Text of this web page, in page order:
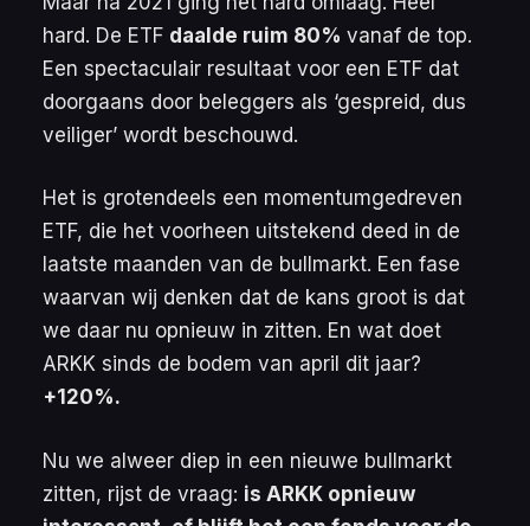
hard. De ETF daalde ruim 80% vanaf de top.
Een spectaculair resultaat voor een ETF dat
doorgaans door beleggers als ‘gespreid, dus
veiliger’ wordt beschouwd.
Het is grotendeels een momentumgedreven
ETF, die het voorheen uitstekend deed in de
laatste maanden van de bullmarkt. Een fase
waarvan wij denken dat de kans groot is dat
we daar nu opnieuw in zitten. En wat doet
ARKK sinds de bodem van april dit jaar?
+120%.
Nu we alweer diep in een nieuwe bullmarkt
zitten, rijst de vraag: is ARKK opnieuw